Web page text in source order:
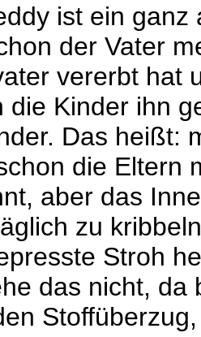
ist ein
der Vater
vererbt hat
die Kinder ihn
Das heißt:
die Eltern
aber das
zu
Stroh
das nicht, da